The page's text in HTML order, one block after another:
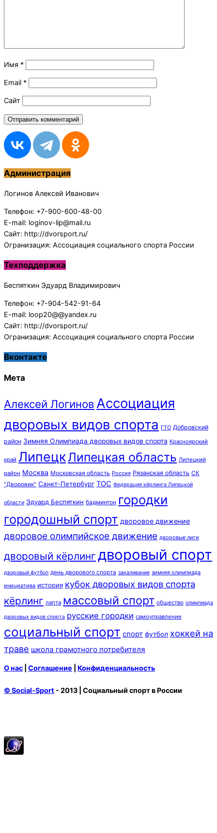
Имя *
Email *
Сайт
Администрация
Логинов Алексей Иванович
Телефон: +7-900-600-48-00
E-mail: loginov-lip@mail.ru
Сайт: http://dvorsport.ru/
Огранизация: Ассоциация социального спорта России
Техподдержка
Беспяткин Эдуард Владимирович
Телефон: +7-904-542-91-64
E-mail: loop20@@yandex.ru
Сайт: http://dvorsport.ru/
Огранизация: Ассоциация социального спорта России
Вконтакте
Мета
Алексей ЛогиновАссоциация
дворовых видов спорта ГТО Добровский
район Зимняя Олимпиада дворовых видов спорта Красноярский
край ЛипецкЛипецкая область Липецкий
район Москва Московская область Россия Рязанская область СК
"Дворовик" Санкт-Петербург ТОС Федерация кёрлинга Липецкой
области Эдуард Беспяткин бадминтон городки
городошный спорт дворовое движение
дворовое олимпийское движение дворовые лиги
дворовый кёрлинг дворовый спорт
дворовый футбол день дворового спорта закаливание зимняя олимпиада
инициатива история кубок дворовых видов спорта
кёрлинг лапта массовый спорт общество олимпиада
дворовых видов спорта русские городки самоуправление
социальный спорт спорт футбол хоккей на
траве школа грамотного потребителя
О нас Соглашение Конфиденциальность
© Social-Sport - 2013 | Социальный спорт в России